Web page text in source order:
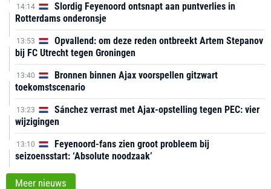
14:14
Slordig Feyenoord ontsnapt aan puntverlies in
Rotterdams onderonsje
13:53
Opvallend: om deze reden ontbreekt Artem Stepanov
bij FC Utrecht tegen Groningen
13:40
Bronnen binnen Ajax voorspellen gitzwart
toekomstscenario
13:23
Sánchez verrast met Ajax-opstelling tegen PEC: vier
wijzigingen
13:10
Feyenoord-fans zien groot probleem bij
seizoensstart: ‘Absolute noodzaak’
Meer nieuws